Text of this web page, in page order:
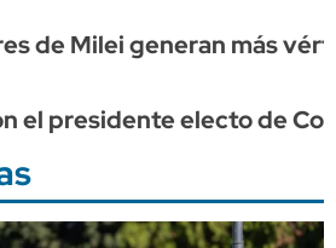
de Milei generan más
el presidente electo de